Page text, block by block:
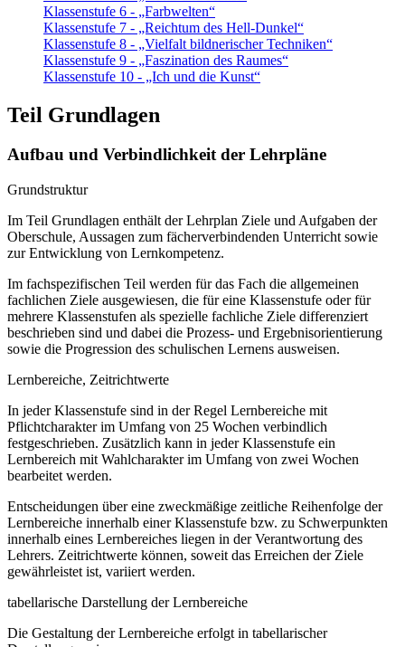
Klassenstufe 6 - „Farbwelten“
Klassenstufe 7 - „Reichtum des Hell-Dunkel“
Klassenstufe 8 - „Vielfalt bildnerischer Techniken“
Klassenstufe 9 - „Faszination des Raumes“
Klassenstufe 10 - „Ich und die Kunst“
Teil Grundlagen
Aufbau und Verbindlichkeit der Lehrpläne
Grundstruktur
Im Teil Grundlagen enthält der Lehrplan Ziele und Aufgaben der
Oberschule, Aussagen zum fächerverbindenden Unterricht sowie
zur Entwicklung von Lernkompetenz.
Im fachspezifischen Teil werden für das Fach die allgemeinen
fachlichen Ziele ausgewiesen, die für eine Klassenstufe oder für
mehrere Klassenstufen als spezielle fachliche Ziele differenziert
beschrieben sind und dabei die Prozess- und Ergebnisorientierung
sowie die Progression des schulischen Lernens ausweisen.
Lernbereiche, Zeitrichtwerte
In jeder Klassenstufe sind in der Regel Lernbereiche mit
Pflichtcharakter im Umfang von 25 Wochen verbindlich
festgeschrieben. Zusätzlich kann in jeder Klassenstufe ein
Lernbereich mit Wahlcharakter im Umfang von zwei Wochen
bearbeitet werden.
Entscheidungen über eine zweckmäßige zeitliche Reihenfolge der
Lernbereiche innerhalb einer Klassenstufe bzw. zu Schwerpunkten
innerhalb eines Lernbereiches liegen in der Verantwortung des
Lehrers. Zeitrichtwerte können, soweit das Erreichen der Ziele
gewährleistet ist, variiert werden.
tabellarische Darstellung der Lernbereiche
Die Gestaltung der Lernbereiche erfolgt in tabellarischer